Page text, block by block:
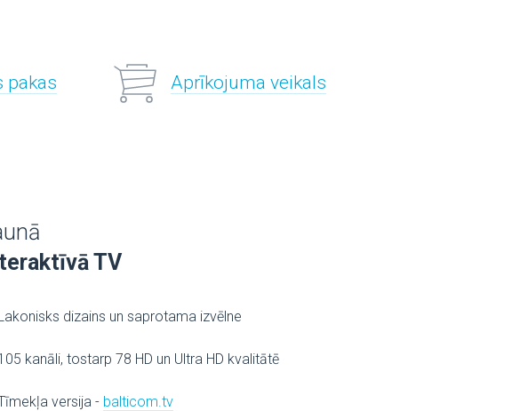
pakas Aprīkojuma veikals
TV
dizains un saprotama izvēlne
kanāli, tostarp 78 HD un Ultra HD kvalitātē
versija - balticom.tv